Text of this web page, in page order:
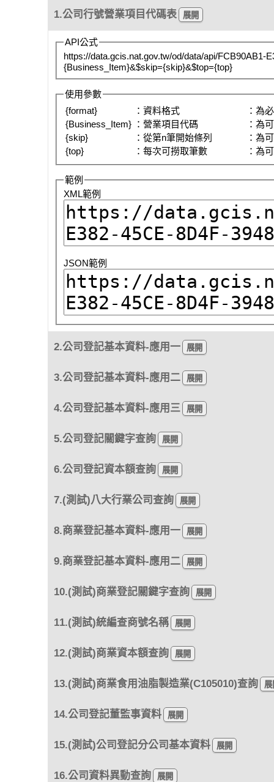
1.公司行號營業項目代碼表
API公式
https://data.gcis.nat.gov.tw/od/data/api/FCB90AB1-
{Business_Item}&$skip={skip}&$top={top}
使用參數
{format}
：資料格式
：為
{Business_Item} ：營業項目代碼
：為
{skip}
：從第n筆開始條列
：為
{top}
：每次可撈取筆數 ：為
範例
XML範例
JSON範例
2.公司登記基本資料-應用一
3.公司登記基本資料-應用二
4.公司登記基本資料-應用三
5.公司登記關鍵字查詢
6.公司登記資本額查詢
7.(測試)八大行業公司查詢
8.商業登記基本資料-應用一
9.商業登記基本資料-應用二
10.(測試)商業登記關鍵字查詢
11.(測試)統編查商號名稱
12.(測試)商業資本額查詢
13.(測試)商業食用油脂製造業(C105010)查詢
14.公司登記董監事資料
15.(測試)公司登記分公司基本資料
16.公司資料異動查詢